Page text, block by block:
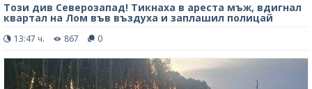
Този див Северозапад! Тикнаха в ареста мъж, вдигнал
квартал на Лом във въздуха и заплашил полицай
13:47 ч. 867 0